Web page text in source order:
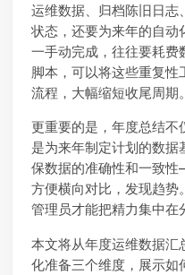
运维数据、归档陈旧日志
状态，还要为来年的自动
一手动完成，往往要耗
脚本，可以将这些重复
流程，大幅缩短收尾周期。
更重要的是，年度总结不
是为来年制定计划的数据
保数据的准确性和一致
方便横向对比，发现趋势
管理员才能把精力集中在
本文将从年度运维数据汇
化准备三个维度，展示如